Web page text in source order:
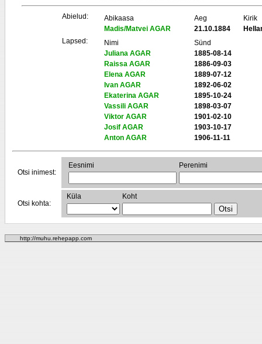
Abielud: Abikaasa Aeg
Kirik
Madis/Matvei AGAR
21.10.1884
Lapsed:
Nimi
Sünd
Juliana AGAR
1885-08-14
Raissa AGAR
1886-09-03
Elena AGAR
1889-07-12
Ivan AGAR
1892-06-02
Ekaterina AGAR
1895-10-24
Vassili AGAR
1898-03-07
Viktor AGAR
1901-02-10
Josif AGAR
1903-10-17
Anton AGAR
1906-11-11
Otsi inimest:
Eesnimi Perenimi
Otsi kohta:
Küla Koht
http://muhu.rehepapp.com